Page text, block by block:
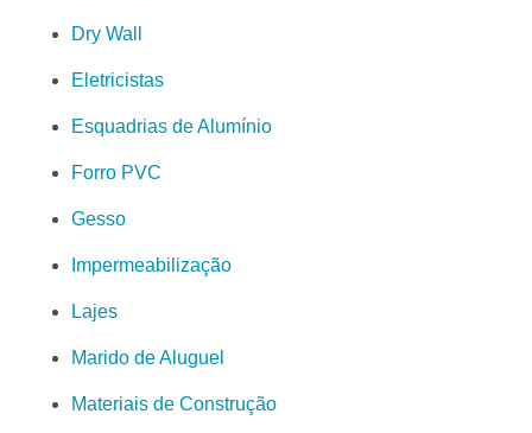
Dry Wall
Eletricistas
Esquadrias de Alumínio
Forro PVC
Gesso
Impermeabilização
Lajes
Marido de Aluguel
Materiais de Construção